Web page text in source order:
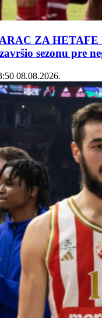
ZA HETAFE
sezonu pre
08.08.2026.